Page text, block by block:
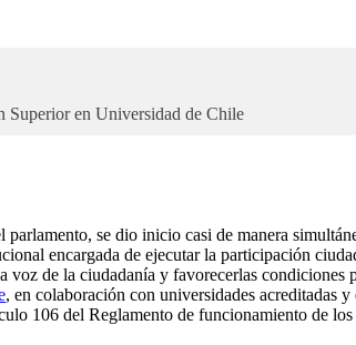
Superior en Universidad de Chile
se dio inicio casi de manera
encargada de ejecutar la participación
de la ciudadanía y favorecerlas condiciones
, en colaboración con universidades acreditadas
106 del Reglamento de funcionamiento de